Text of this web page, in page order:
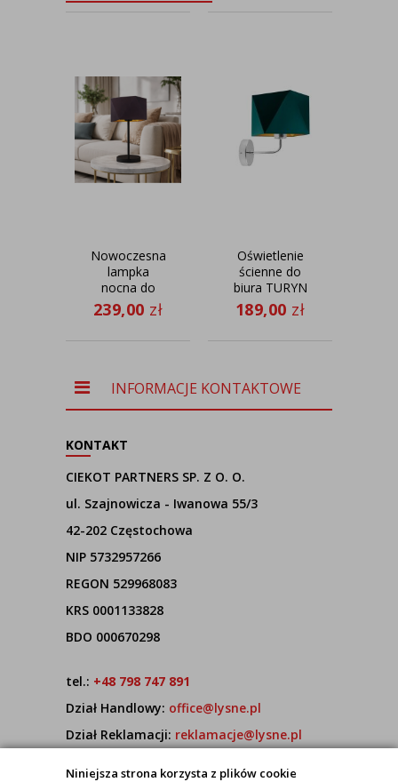
Niniejsza strona korzysta z plików cookie
Nowoczesna
lampka
nocna do
sypialni
WUHU GOLD
239,00 zł
Oświetlenie
ścienne do
biura TURYN
GOLD
189,00 zł
INFORMACJE KONTAKTOWE
KONTAKT
CIEKOT PARTNERS SP. Z O. O.
ul. Szajnowicza - Iwanowa 55/3
42-202 Częstochowa
NIP 5732957266
REGON 529968083
KRS 0001133828
BDO 000670298
tel.: +48 798 747 891
Dział Handlowy: office@lysne.pl
Dział Reklamacji: reklamacje@lysne.pl